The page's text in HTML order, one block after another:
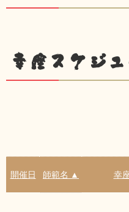
幸座スケジ
開催日 師範名 ▲ 幸